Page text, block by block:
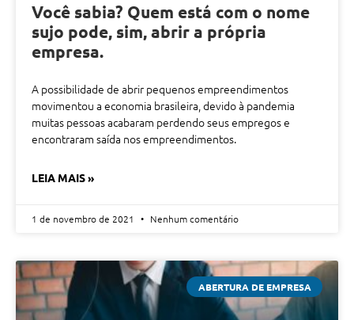
Você sabia? Quem está com o nome
sujo pode, sim, abrir a própria
empresa.
A possibilidade de abrir pequenos empreendimentos
movimentou a economia brasileira, devido à pandemia
muitas pessoas acabaram perdendo seus empregos e
encontraram saída nos empreendimentos.
LEIA MAIS »
1 de novembro de 2021 Nenhum comentário
ABERTURA DE EMPRESA